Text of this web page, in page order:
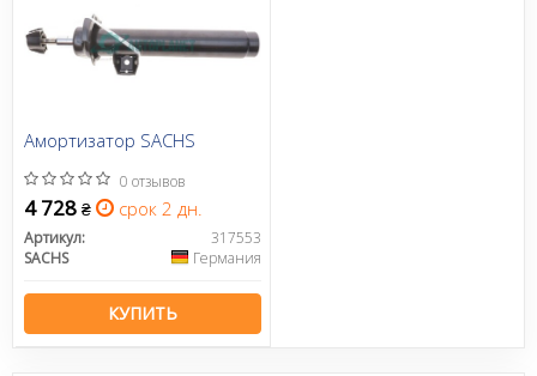
Амортизатор SACHS
0 отзывов
4 728 ₴ срок 2 дн.
Артикул:
317553
SACHS
Германия
КУПИТЬ